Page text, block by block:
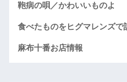
鞄病の唄／かわいいものよ
食べたものをヒグマレンズで
麻布十番お店情報